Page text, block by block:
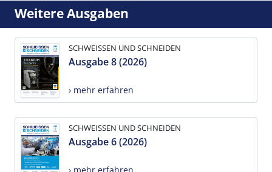
Weitere Ausgaben
SCHWEISSEN UND SCHNEIDEN
Ausgabe 8 (2026)
› mehr erfahren
SCHWEISSEN UND SCHNEIDEN
Ausgabe 6 (2026)
› mehr erfahren